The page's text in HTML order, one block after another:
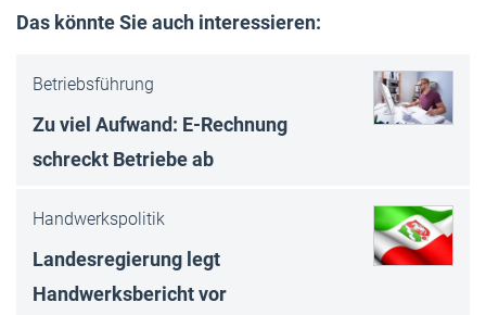
Das könnte Sie auch interessieren:
Betriebsführung
Zu viel Aufwand: E-Rechnung
schreckt Betriebe ab
Handwerkspolitik
Landesregierung legt
Handwerksbericht vor